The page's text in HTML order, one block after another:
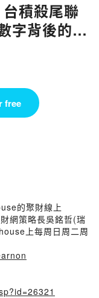
積殺尾聯
字背後的轉
free
的聚財線上
網策略長吳銘哲(瑞
上每周日周二周